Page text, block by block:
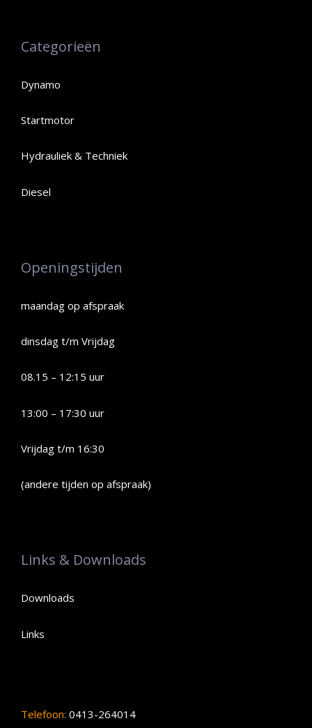
Categorieën
Dynamo
Startmotor
Hydrauliek & Techniek
Diesel
Openingstijden
maandag op afspraak
dinsdag t/m Vrijdag
08.15 – 12:15 uur
13:00 – 17:30 uur
Vrijdag t/m 16:30
(andere tijden op afspraak)
Links & Downloads
Downloads
Links
Telefoon: 0413-264014